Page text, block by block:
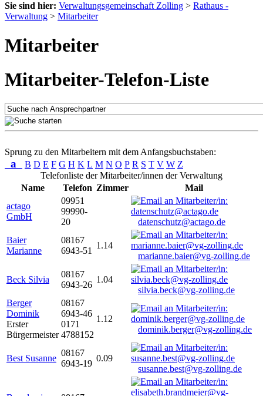
Sie sind hier: Verwaltungsgemeinschaft Zolling > Rathaus -
Verwaltung > Mitarbeiter
Mitarbeiter
Mitarbeiter-Telefon-Liste
Sprung zu den Mitarbeitern mit dem Anfangsbuchstaben:
a B D E F G H K L M N O P R S T V W Z
Telefonliste der Mitarbeiter/innen der Verwaltung
Name
Telefon Zimmer
Mail
actago
GmbH
09951
99990-
20
datenschutz@actago.de
Baier
Marianne
08167
6943-51
1.14
marianne.baier@vg-zolling.de
Beck Silvia
08167
6943-26
1.04
silvia.beck@vg-zolling.de
Berger
Dominik
Erster
Bürgermeister
08167
6943-46
0171
4788152
1.12
dominik.berger@vg-zolling.de
Best Susanne
08167
6943-19
0.09
susanne.best@vg-zolling.de